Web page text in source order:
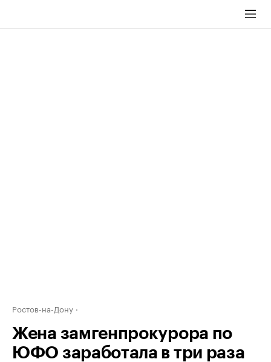
Ростов-на-Дону
Жена замгенпрокурора по
ЮФО заработала в три раза